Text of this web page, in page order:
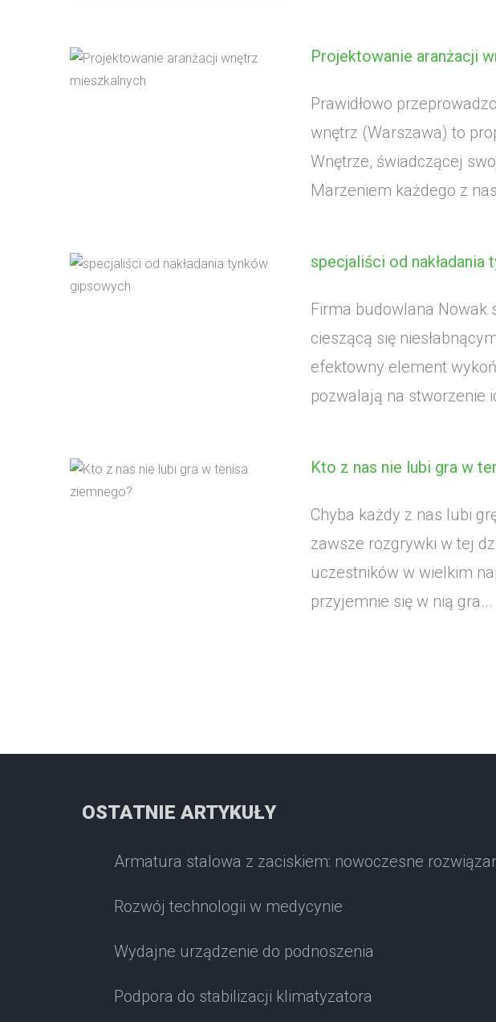
Projektowanie aranżacji
Prawidłowo
wnętrz (Warszawa) to
Wnętrze, świadczącej
Marzeniem każdego z
specjaliści od nakładania
Firma budowlana Nowak
cieszącą się
efektowny element
pozwalają na stworzenie
Kto z nas nie lubi gra w
Chyba każdy z nas lubi
zawsze rozgrywki w tej
uczestników w wielkim
przyjemnie się w nią gra...
OSTATNIE ARTYKUŁY
Armatura stalowa z zaciskiem: nowoczesne
Rozwój technologii w medycynie
Wydajne urządzenie do podnoszenia
Podpora do stabilizacji klimatyzatora